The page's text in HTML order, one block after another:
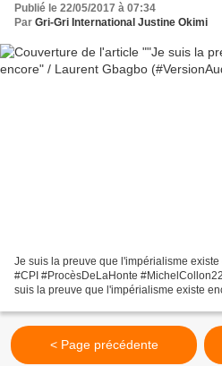
Publié le 22/05/2017 à 07:34
Par Gri-Gri International Justine Okimi
Je suis la preuve que l'impérialisme
#CPI #ProcèsDeLaHonte
suis la preuve que l'impérialisme existe
< Page précédente